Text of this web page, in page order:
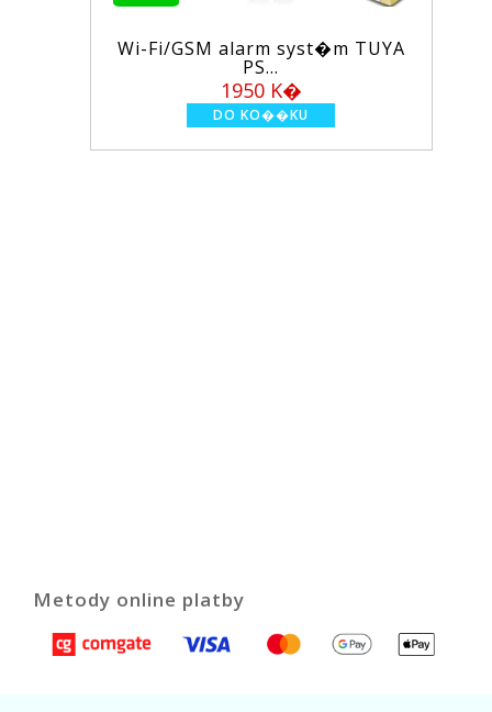
Wi-Fi/GSM alarm syst�m TUYA
PS...
1950 K�
Metody online platby